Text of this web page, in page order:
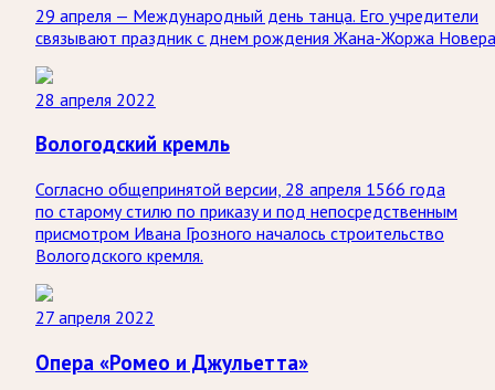
29 апреля — Международный день танца. Его учредители
связывают праздник с днем рождения Жана-Жоржа
28 апреля 2022
Вологодский кремль
Согласно общепринятой версии, 28 апреля 1566 года
по старому стилю по приказу и под непосредственным
присмотром Ивана Грозного началось строительство
Вологодского кремля.
27 апреля 2022
Опера «Ромео и Джульетта»